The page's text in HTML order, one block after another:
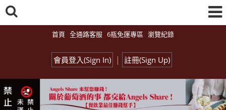
首頁 全通路客服 6瓶免運專區 瀏覽紀錄
會員登入(Sign In) | 註冊(Sign Up)